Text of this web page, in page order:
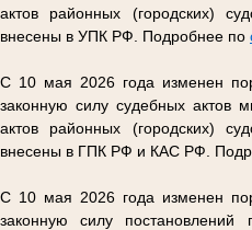
актов районных (городских)
внесены в УПК РФ. Подробнее по
С 10 мая 2026 года изменен
законную силу судебных актов
актов районных (городских)
внесены в ГПК РФ и КАС РФ.
С 10 мая 2026 года изменен
законную силу